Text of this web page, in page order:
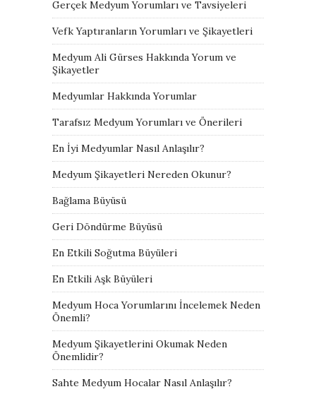
Gerçek Medyum Yorumları ve Tavsiyeleri
Vefk Yaptıranların Yorumları ve Şikayetleri
Medyum Ali Gürses Hakkında Yorum ve
Şikayetler
Medyumlar Hakkında Yorumlar
Tarafsız Medyum Yorumları ve Önerileri
En İyi Medyumlar Nasıl Anlaşılır?
Medyum Şikayetleri Nereden Okunur?
Bağlama Büyüsü
Geri Döndürme Büyüsü
En Etkili Soğutma Büyüleri
En Etkili Aşk Büyüleri
Medyum Hoca Yorumlarını İncelemek Neden
Önemli?
Medyum Şikayetlerini Okumak Neden
Önemlidir?
Sahte Medyum Hocalar Nasıl Anlaşılır?